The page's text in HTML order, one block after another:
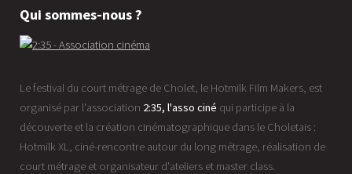
Qui sommes-nous ?
Le festival du court métrage de Cholet, le Hotmilk Film Makers, est
organisé par l'association 2:35, l'asso ciné qui participe à la
découverte et la création cinématographique dans le Choletais :
Hotmilk XL, ciné-rencontre autour du long métrage, réalisation de
court métrage et organisateur d'ateliers et master class.